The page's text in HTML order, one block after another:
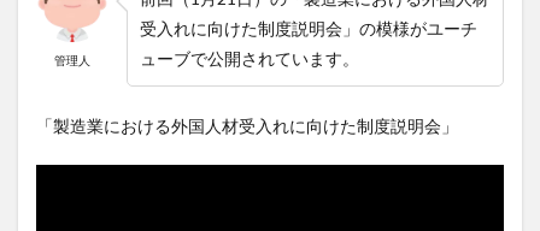
管理人
受入れに向けた制度説明会」の模様がユーチ
ューブで公開されています。
「製造業における外国人材受入れに向けた制度説明会」